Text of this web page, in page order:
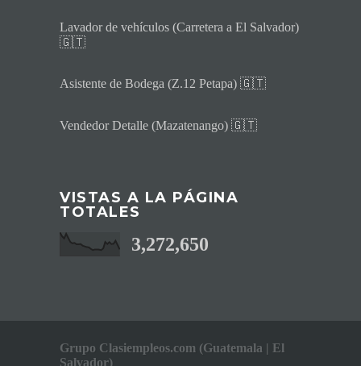
Lavador de vehículos (Carretera a El Salvador)
🇬🇹
Asistente de Bodega (Z.12 Petapa) 🇬🇹
Vendedor Detalle (Mazatenango) 🇬🇹
VISTAS A LA PÁGINA
TOTALES
3,272,650
Grupo Clasiempleos.com (Guatemala | El
Salvador)